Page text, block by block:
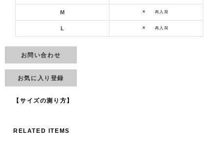
M × 再入荷
L × 再入荷
お問い合わせ
お気に入り登録
【サイズの測り方】
RELATED ITEMS